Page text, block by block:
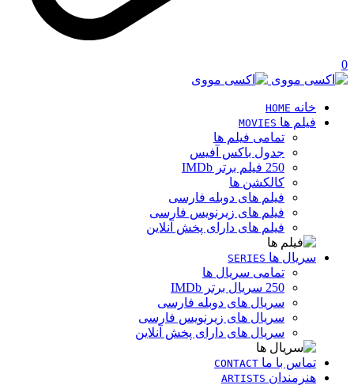
0
خانه HOME
فیلم ها MOVIES
تمامی فیلم ها
جدول باکس آفیس
250 فیلم برتر IMDb
کالکشن ها
فیلم های دوبله فارسی
فیلم های زیرنویس فارسی
فیلم های دارای پخش آنلاین
سریال ها SERIES
تمامی سریال ها
250 سریال برتر IMDb
سریال های دوبله فارسی
سریال های زیرنویس فارسی
سریال های دارای پخش آنلاین
تماس با ما CONTACT
هنرمندان ARTISTS